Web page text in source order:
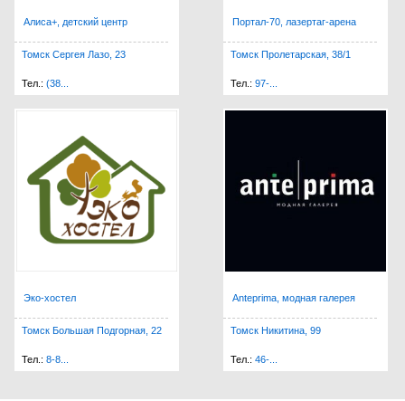
Алиса+, детский центр
Томск Сергея Лазо, 23
Тел.: (38...
Портал-70, лазертаг-арена
Томск Пролетарская, 38/1
Тел.: 97-...
Эко-хостел
Томск Большая Подгорная, 22
Тел.: 8-8...
Anteprima, модная галерея
Томск Никитина, 99
Тел.: 46-...